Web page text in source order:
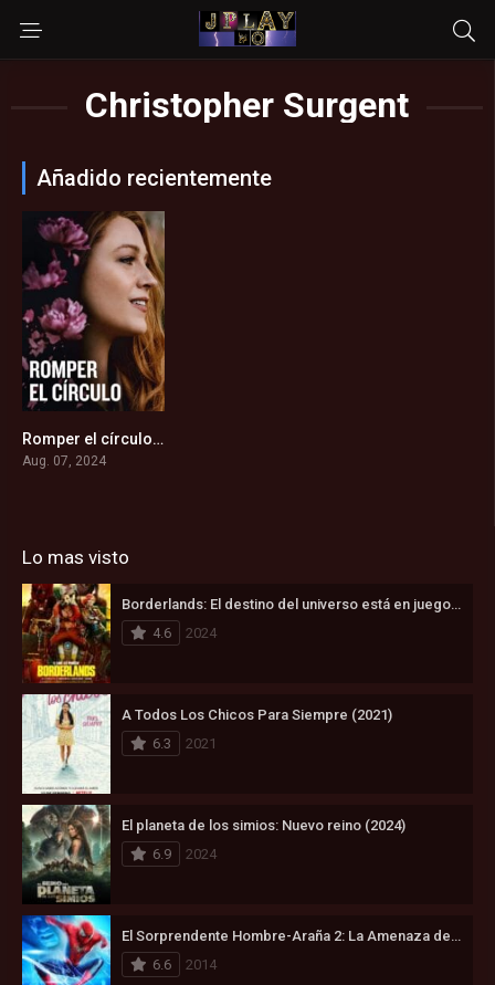
Christopher Surgent
Añadido recientemente
6.4Romper el círculo (2024)
Aug. 07, 2024
Lo mas visto
4.6
2024
A Todos Los Chicos Para Siempre (2021)
6.3
2021
El planeta de los simios: Nuevo reino (2024)
6.9
2024
6.6
2014